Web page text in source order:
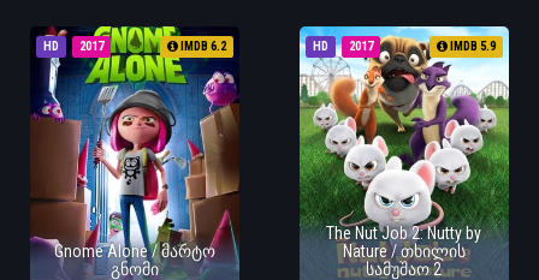
HD 2017 IMDB 6.2
Gnome Alone / მარტო
გნომი
HD 2017 IMDB 5.9
The Nut Job 2: Nutty by
Nature / თხილის
სამუშაო 2